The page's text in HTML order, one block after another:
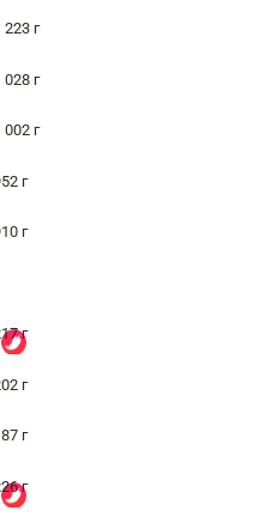
223 г
028 г
002 г
г
г
г
г
г
г